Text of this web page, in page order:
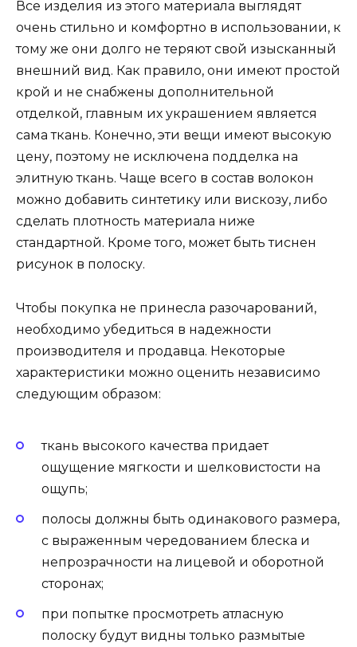
Все изделия из этого материала выглядят
очень стильно и комфортно в использовании, к
тому же они долго не теряют свой изысканный
внешний вид. Как правило, они имеют простой
крой и не снабжены дополнительной
отделкой, главным их украшением является
сама ткань. Конечно, эти вещи имеют высокую
цену, поэтому не исключена подделка на
элитную ткань. Чаще всего в состав волокон
можно добавить синтетику или вискозу, либо
сделать плотность материала ниже
стандартной. Кроме того, может быть тиснен
рисунок в полоску.
Чтобы покупка не принесла разочарований,
необходимо убедиться в надежности
производителя и продавца. Некоторые
характеристики можно оценить независимо
следующим образом:
ткань высокого качества придает
ощущение мягкости и шелковистости на
ощупь;
полосы должны быть одинакового размера,
с выраженным чередованием блеска и
непрозрачности на лицевой и оборотной
сторонах;
при попытке просмотреть атласную
полоску будут видны только размытые